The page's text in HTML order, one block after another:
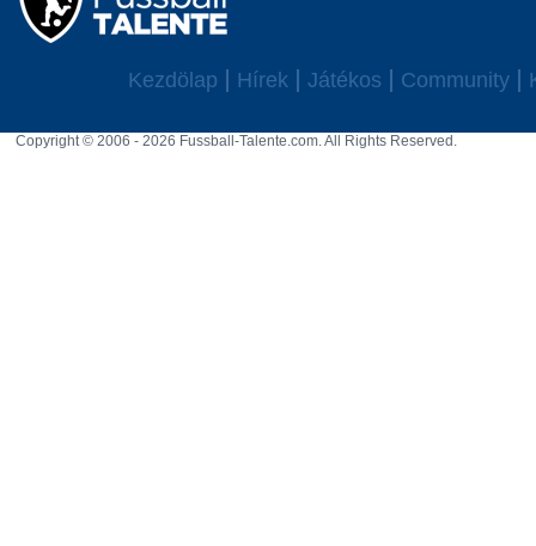
Kezdölap Hírek Játékos Community
Copyright © 2006 - 2026 Fussball-Talente.com. All Rights Reserved.